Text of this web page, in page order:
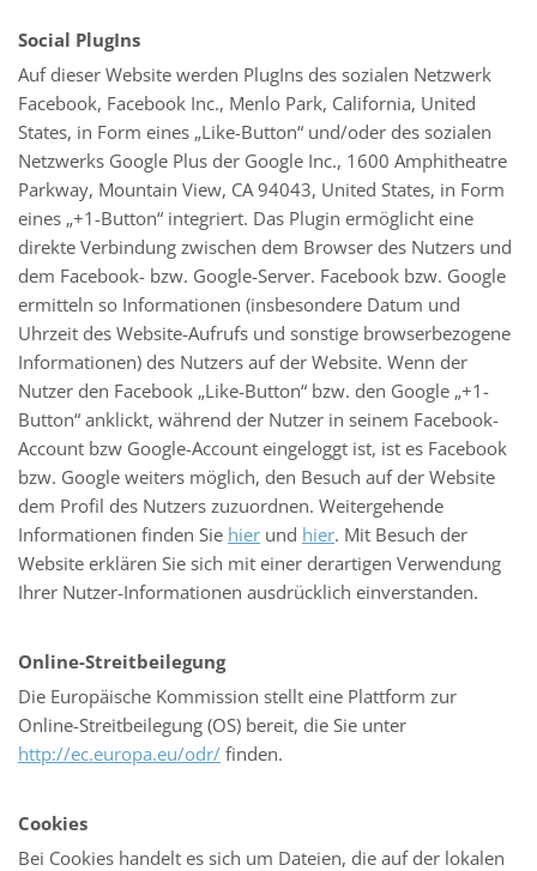
Social PlugIns
Auf dieser Website werden PlugIns des sozialen Netzwerk
Facebook, Facebook Inc., Menlo Park, California, United
States, in Form eines „Like-Button“ und/oder des sozialen
Netzwerks Google Plus der Google Inc., 1600 Amphitheatre
Parkway, Mountain View, CA 94043, United States, in Form
eines „+1-Button“ integriert. Das Plugin ermöglicht eine
direkte Verbindung zwischen dem Browser des Nutzers und
dem Facebook- bzw. Google-Server. Facebook bzw. Google
ermitteln so Informationen (insbesondere Datum und
Uhrzeit des Website-Aufrufs und sonstige browserbezogene
Informationen) des Nutzers auf der Website. Wenn der
Nutzer den Facebook „Like-Button“ bzw. den Google „+1-
Button“ anklickt, während der Nutzer in seinem Facebook-
Account bzw Google-Account eingeloggt ist, ist es Facebook
bzw. Google weiters möglich, den Besuch auf der Website
dem Profil des Nutzers zuzuordnen. Weitergehende
Informationen finden Sie hier und hier. Mit Besuch der
Website erklären Sie sich mit einer derartigen Verwendung
Ihrer Nutzer-Informationen ausdrücklich einverstanden.
Online-Streitbeilegung
Die Europäische Kommission stellt eine Plattform zur
Online-Streitbeilegung (OS) bereit, die Sie unter
http://ec.europa.eu/odr/ finden.
Cookies
Bei Cookies handelt es sich um Dateien, die auf der lokalen